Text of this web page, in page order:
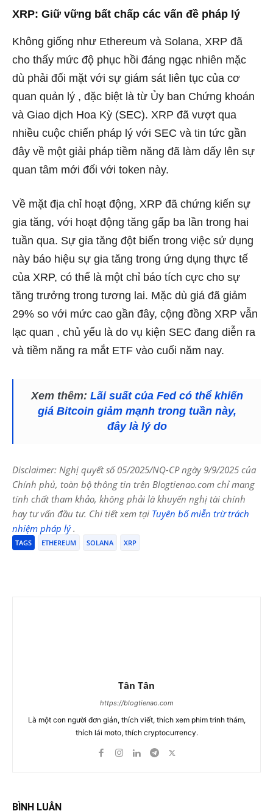
XRP: Giữ vững bất chấp các vấn đề pháp lý
Không giống như Ethereum và Solana, XRP đã
cho thấy mức độ phục hồi đáng ngạc nhiên mặc
dù phải đối mặt với sự giám sát liên tục của cơ
quan quản lý , đặc biệt là từ Ủy ban Chứng khoán
và Giao dịch Hoa Kỳ (SEC). XRP đã vượt qua
nhiều cuộc chiến pháp lý với SEC và tin tức gần
đây về một giải pháp tiềm năng đã làm dấy lên sự
quan tâm mới đối với token này.
Về mặt địa chỉ hoạt động, XRP đã chứng kiến ​​sự
gia tăng, với hoạt động tăng gấp ba lần trong hai
tuần qua. Sự gia tăng đột biến trong việc sử dụng
này báo hiệu sự gia tăng trong ứng dụng thực tế
của XRP, có thể là một chỉ báo tích cực cho sự
tăng trưởng trong tương lai. Mặc dù giá đã giảm
29% so với mức cao gần đây, cộng đồng XRP vẫn
lạc quan , chủ yếu là do vụ kiện SEC đang diễn ra
và tiềm năng ra mắt ETF vào cuối năm nay.
Xem thêm: Lãi suất của Fed có thể khiến
giá Bitcoin giảm mạnh trong tuần này,
đây là lý do
Disclaimer: Nghị quyết số 05/2025/NQ-CP ngày 9/9/2025 của
Chính phủ, toàn bộ thông tin trên Blogtienao.com chỉ mang
tính chất tham khảo, không phải là khuyến nghị tài chính
hay tư vấn đầu tư. Chi tiết xem tại Tuyên bố miễn trừ trách
nhiệm pháp lý.
TAGS ETHEREUM SOLANA XRP
Tân Tân
https://blogtienao.com
Là một con người đơn giản, thích viết, thích xem phim trinh thám,
thích lái moto, thích cryptocurrency.
BÌNH LUẬN